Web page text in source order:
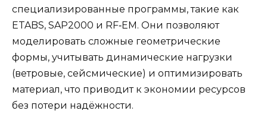
специализированные программы, такие как
ETABS, SAP2000 и RF‑EM. Они позволяют
моделировать сложные геометрические
формы, учитывать динамические нагрузки
(ветровые, сейсмические) и оптимизировать
материал, что приводит к экономии ресурсов
без потери надёжности.